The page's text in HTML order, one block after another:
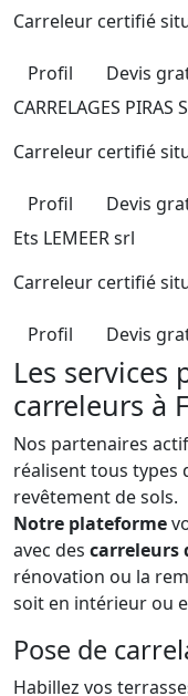
Carreleur certifié
Profil
Devis
CARRELAGES PIRAS
Carreleur certifié
Profil
Devis
Ets LEMEER srl
Carreleur certifié
Profil Devis
Les services
carreleurs à
Nos partenaires
réalisent tous types
revêtement de sols.
Notre plateforme
avec des carreleurs
rénovation ou la
soit en intérieur ou
Pose de
Habillez vos